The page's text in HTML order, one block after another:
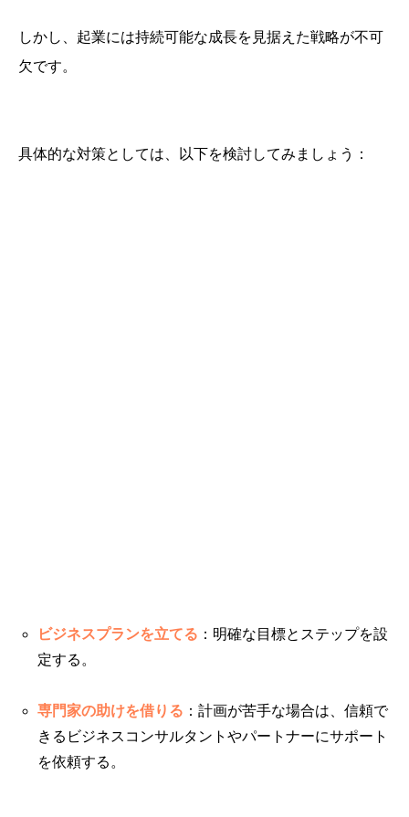
しかし、起業には持続可能な成長を見据えた戦略が不可
欠です。
具体的な対策としては、以下を検討してみましょう：
ビジネスプランを立てる ：明確な目標とステップを設
定する。
専門家の助けを借りる ：計画が苦手な場合は、信頼で
きるビジネスコンサルタントやパートナーにサポート
を依頼する。